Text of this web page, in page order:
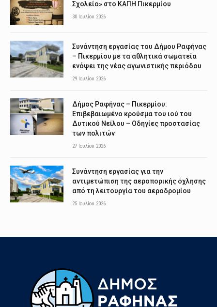
Σχολείο» στο ΚΑΠΗ Πικερμίου
30 Ιουλίου 2026
Συνάντηση εργασίας του Δήμου Ραφήνας
– Πικερμίου με τα αθλητικά σωματεία
ενόψει της νέας αγωνιστικής περιόδου
29 Ιουλίου 2026
Δήμος Ραφήνας – Πικερμίου:
Επιβεβαιωμένο κρούσμα του ιού του
Δυτικού Νείλου – Οδηγίες προστασίας
των πολιτών
27 Ιουλίου 2026
Συνάντηση εργασίας για την
αντιμετώπιση της αεροπορικής όχλησης
από τη λειτουργία του αεροδρομίου
25 Ιουλίου 2026